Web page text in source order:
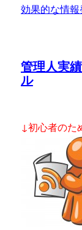
効果的な情
管理人実
ル
↓初心者のた